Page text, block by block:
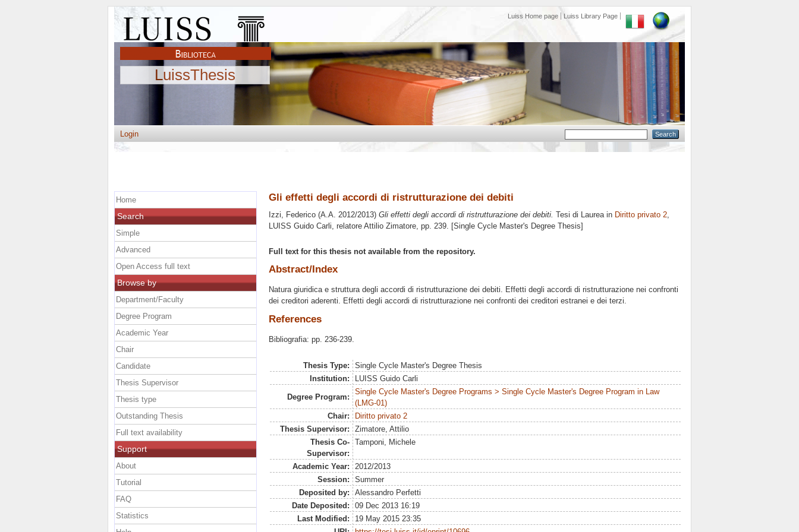
Luiss Home page Luiss Library Page
LuissThesis
Login
Gli effetti degli accordi di ristrutturazione dei debiti
Izzi, Federico (A.A. 2012/2013) Gli effetti degli accordi di ristrutturazione dei debiti. Tesi di Laurea in Diritto privato 2,
LUISS Guido Carli, relatore Attilio Zimatore, pp. 239. [Single Cycle Master's Degree Thesis]
Full text for this thesis not available from the repository.
Abstract/Index
Natura giuridica e struttura degli accordi di ristrutturazione dei debiti. Effetti degli accordi di ristrutturazione nei confronti
dei creditori aderenti. Effetti degli accordi di ristrutturazione nei confronti dei creditori estranei e dei terzi.
References
Bibliografia: pp. 236-239.
Thesis Type:
Single Cycle Master's Degree Thesis
Institution:
LUISS Guido Carli
Degree Program:
Single Cycle Master's Degree Programs > Single Cycle Master's Degree Program in Law
(LMG-01)
Chair:
Diritto privato 2
Thesis Supervisor:
Zimatore, Attilio
Thesis Co-
Supervisor:
Tamponi, Michele
Academic Year:
2012/2013
Session:
Summer
Deposited by:
Alessandro Perfetti
Date Deposited:
09 Dec 2013 16:19
Last Modified:
19 May 2015 23:35
Home
Search
Simple
Advanced
Open Access full text
Browse by
Department/Faculty
Degree Program
Academic Year
Chair
Candidate
Thesis Supervisor
Thesis type
Outstanding Thesis
Full text availability
Support
About
Tutorial
FAQ
Statistics